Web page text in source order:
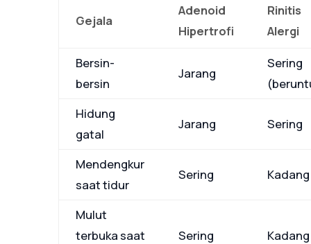
Gejala
Adenoid
Hipertrofi
Rinitis
Alergi
Bersin-
bersin
Jarang
Sering
Hidung
gatal
Jarang Sering
Mendengkur
saat tidur
Sering Kadang
Mulut
terbuka saat
Sering Kadang